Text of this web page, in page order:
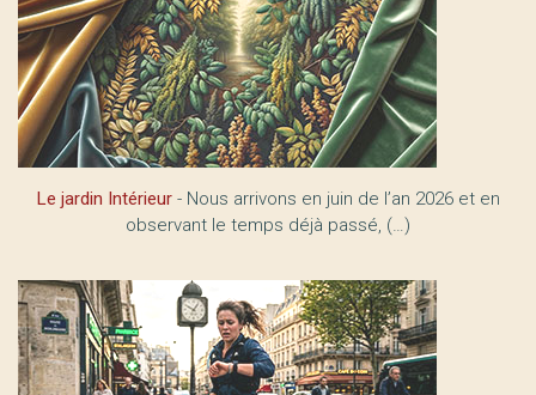
Le jardin Intérieur- Nous arrivons en juin de l’an 2026 et en
observant le temps déjà passé, (…)